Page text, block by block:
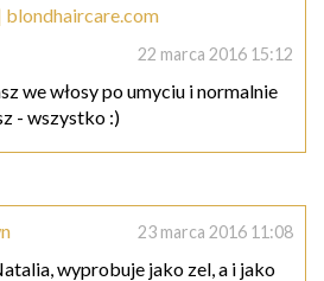
blondhaircare.com
22 marca 2016 15:12
we włosy po umyciu i normalnie
- wszystko :)
23 marca 2016 11:08
wyprobuje jako zel, a i jako